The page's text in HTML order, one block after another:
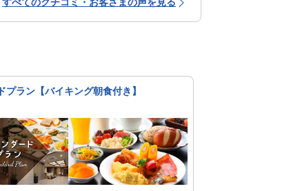
すべてのクチコミ・お客さまの声を見る
プラン【バイキング朝食付き】